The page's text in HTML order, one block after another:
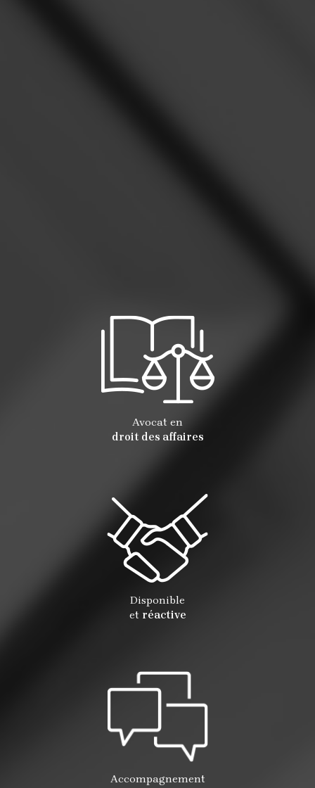
Avocat en
droit des affaires
Disponible
et réactive
Accompagnement